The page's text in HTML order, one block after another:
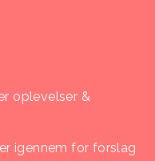
oplevelser &
igennem for forslag